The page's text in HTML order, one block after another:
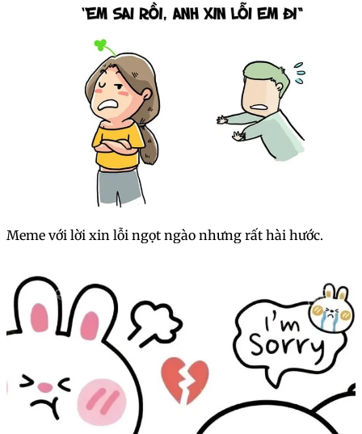
Meme với lời xin lỗi ngọt ngào nhưng rất hài hước.